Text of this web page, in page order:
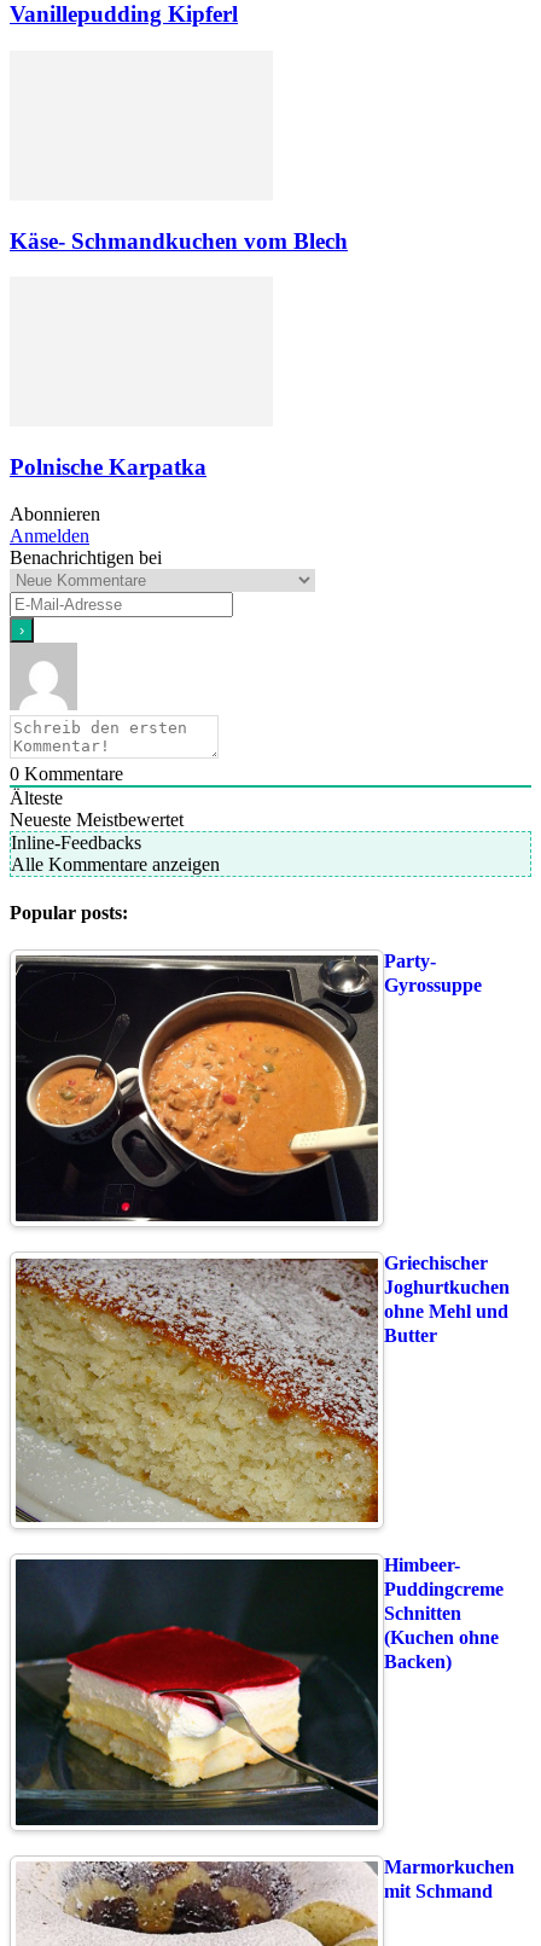
Vanillepudding Kipferl
Käse- Schmandkuchen vom Blech
Polnische Karpatka
Abonnieren
Anmelden
Benachrichtigen bei
0 Kommentare
Älteste
Neueste Meistbewertet
Inline-Feedbacks
Alle Kommentare anzeigen
Popular posts:
Party-
Gyrossuppe
Griechischer
Joghurtkuchen
ohne Mehl und
Butter
Himbeer-
Puddingcreme
Schnitten
(Kuchen ohne
Backen)
Marmorkuchen
mit Schmand